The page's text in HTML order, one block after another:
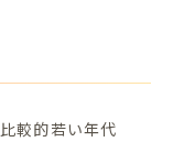
較的若い年代